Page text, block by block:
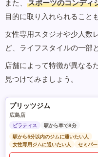
また、
スポーツのコンディ
目的に取り入れられること
女性専用スタジオや少人数
ど、ライフスタイルの一部
店舗によって特徴が異なる
見つけてみましょう。
プリッツジム
広島店
ピラティス
駅から車で8分
駅から5分以内のジムに通いたい人
女性専用ジムに通いたい人
セミパ